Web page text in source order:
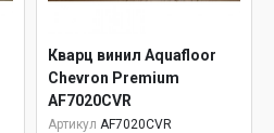
Кварц винил Aquafloor
Chevron Premium
AF7020CVR
Артикул AF7020CVR